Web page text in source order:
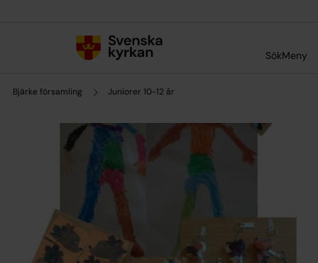
SökMeny
Bjärke församling Juniorer 10-12 år